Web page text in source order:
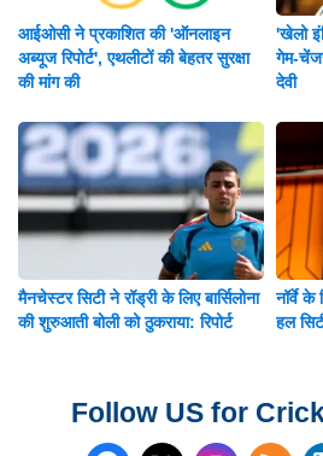
आईओसी ने प्रकाशित की 'ऑनलाइन
अब्यूज रिपोर्ट', एथलीटों की बेहतर सुरक्षा
की मांग की
'खेलो
गेम-
देवी
मैनचेस्टर सिटी ने रॉड्री के लिए बार्सिलोना
की शुरुआती बोली को ठुकराया: रिपोर्ट
नॉर्वे के
हल
Follow US for